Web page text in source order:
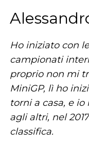
Ho iniziato con
campionati
proprio non mi
MiniGP, lì ho
torni a casa, e
agli altri, nel
classifica.